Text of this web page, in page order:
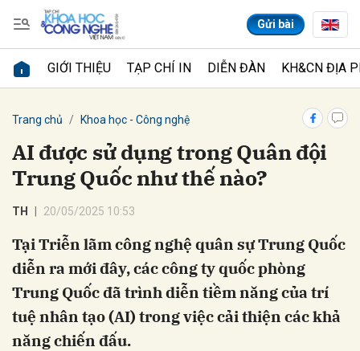
Gửi bài
GIỚI THIỆU TẠP CHÍ IN DIỄN ĐÀN KH&CN ĐỊA
Trang chủ Khoa học - Công nghệ
AI được sử dụng trong Quân đội
Trung Quốc như thế nào?
TH 20/05/2025 10:53
Tại Triễn lãm công nghệ quân sự Trung Quốc
diễn ra mới đây, các công ty quốc phòng
Trung Quốc đã trình diễn tiềm năng của trí
tuệ nhân tạo (AI) trong việc cải thiện các khả
năng chiến đấu.
Gửi bình luận
Hủy Gửi